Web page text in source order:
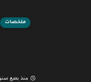
ملخصات
منذ بضع سنوات